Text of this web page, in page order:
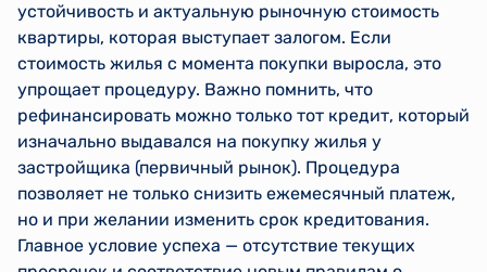
устойчивость и актуальную рыночную стоимость
квартиры, которая выступает залогом. Если
стоимость жилья с момента покупки выросла, это
упрощает процедуру. Важно помнить, что
рефинансировать можно только тот кредит, который
изначально выдавался на покупку жилья у
застройщика (первичный рынок). Процедура
позволяет не только снизить ежемесячный платеж,
но и при желании изменить срок кредитования.
Главное условие успеха — отсутствие текущих